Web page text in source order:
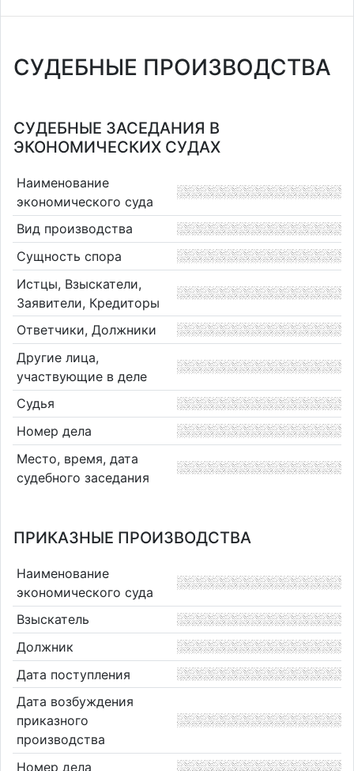
СУДЕБНЫЕ ПРОИЗВОДСТВА
СУДЕБНЫЕ ЗАСЕДАНИЯ В
ЭКОНОМИЧЕСКИХ СУДАХ
Наименование
экономического суда
Вид производства
Сущность спора
Истцы, Взыскатели,
Заявители, Кредиторы
Ответчики, Должники
Другие лица,
участвующие в деле
Судья
Номер дела
Место, время, дата
судебного заседания
ПРИКАЗНЫЕ ПРОИЗВОДСТВА
Наименование
экономического суда
Взыскатель
Должник
Дата поступления
Дата возбуждения
приказного
производства
Номер дела